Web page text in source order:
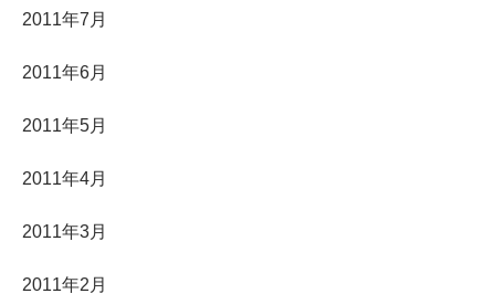
2011年7月
2011年6月
2011年5月
2011年4月
2011年3月
2011年2月